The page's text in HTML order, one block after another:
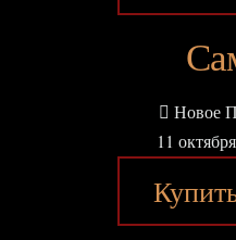
Новое
11